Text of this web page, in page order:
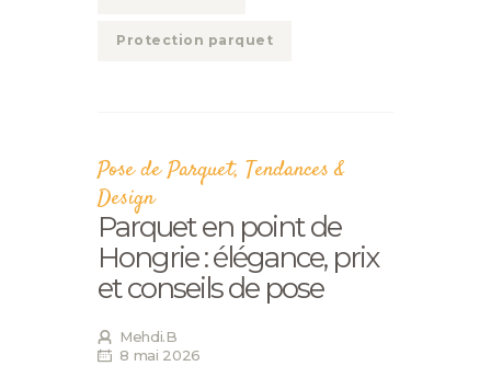
Protection parquet
Pose de Parquet, Tendances &
Design
Parquet en point de
Hongrie : élégance, prix
et conseils de pose
Mehdi.B
8 mai 2026